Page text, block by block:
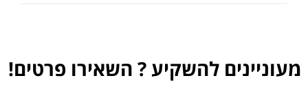
מעוניינים להשקיע ? השאירו פרטים!